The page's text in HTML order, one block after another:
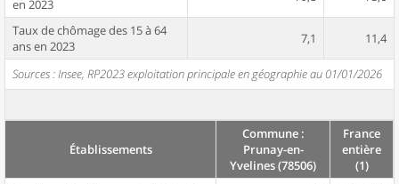
en 2023
Taux de chômage des 15 à 64
ans en 2023
7,1 11,4
Sources : Insee, RP2023 exploitation principale en géographie au 01/01/2026
Établissements
Commune :
Prunay-en-
Yvelines (78506)
France
entière
(1)